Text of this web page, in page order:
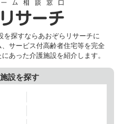
を探すならあおぞらリサーチに
サービス付高齢者住宅等を完全
あった介護施設を紹介します。
設を探す